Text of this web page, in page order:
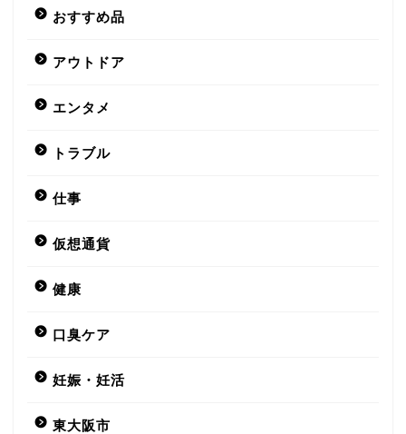
おすすめ品
アウトドア
エンタメ
トラブル
仕事
仮想通貨
健康
口臭ケア
妊娠・妊活
東大阪市